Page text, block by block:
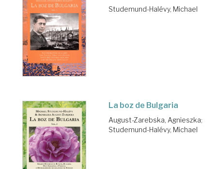
Studemund-Halévy, Michael
La boz de Bulgaria
August-Zarebska, Agnieszka;
Studemund-Halévy, Michael